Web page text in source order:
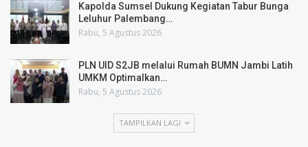
Kapolda Sumsel Dukung Kegiatan Tabur Bunga
Leluhur Palembang…
Rabu, 5 Agustus 2026
PLN UID S2JB melalui Rumah BUMN Jambi Latih
UMKM Optimalkan…
Rabu, 5 Agustus 2026
TAMPILKAN LAGI